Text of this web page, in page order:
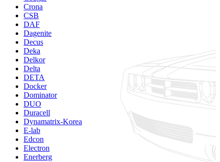
Crona
CSB
DAF
Dagenite
Decus
Deka
Delkor
Delta
DETA
Docker
Dominator
DUO
Duracell
Dynamatrix-Korea
E-lab
Edcon
Electron
Enerberg